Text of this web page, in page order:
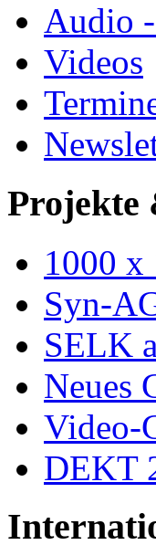
Audio
Videos
Projekte
1000
Syn-
SELK
Neues
Video-
DEKT